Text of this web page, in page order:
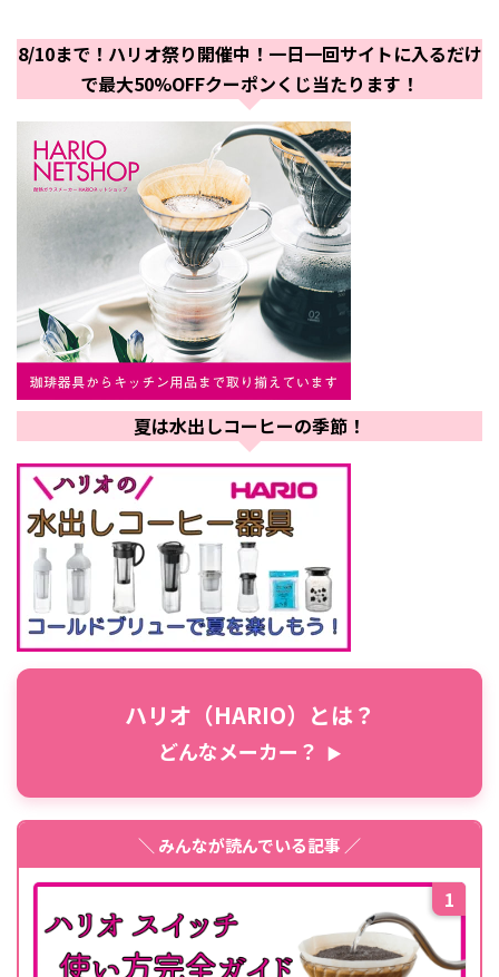
8/10まで！ハリオ祭り開催中！一日一回サイトに入るだけ
で最大50%OFFクーポンくじ当たります！
夏は水出しコーヒーの季節！
ハリオ（HARIO）とは？
どんなメーカー？ ▶
＼ みんなが読んでいる記事 ／
1